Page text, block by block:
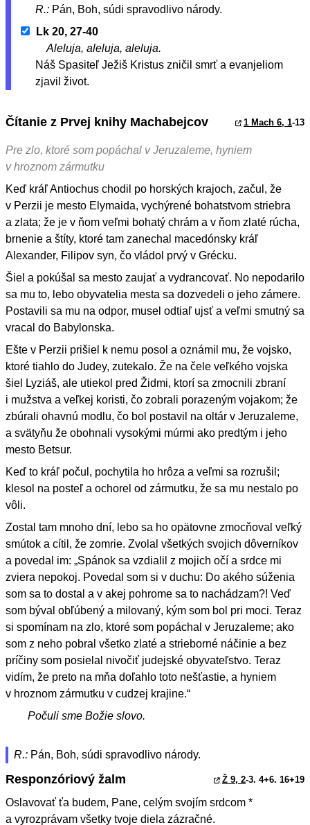
R.: Pán, Boh, súdi spravodlivo národy.
Lk 20, 27-40
Aleluja, aleluja, aleluja.
Náš Spasiteľ Ježiš Kristus zničil smrť a evanjeliom
zjavil život.
Čítanie z Prvej knihy Machabejcov 1 Mach 6, 1-13
Pre zlo, ktoré som popáchal v Jeruzaleme, hyniem
v hroznom zármutku
Keď kráľ Antiochus chodil po horských krajoch, začul, že
v Perzii je mesto Elymaida, vychýrené bohatstvom striebra
a zlata; že je v ňom veľmi bohatý chrám a v ňom zlaté rúcha,
brnenie a štíty, ktoré tam zanechal macedónsky kráľ
Alexander, Filipov syn, čo vládol prvý v Grécku.
Šiel a pokúšal sa mesto zaujať a vydrancovať. No nepodarilo
sa mu to, lebo obyvatelia mesta sa dozvedeli o jeho zámere.
Postavili sa mu na odpor, musel odtiaľ ujsť a veľmi smutný sa
vracal do Babylonska.
Ešte v Perzii prišiel k nemu posol a oznámil mu, že vojsko,
ktoré tiahlo do Judey, zutekalo. Že na čele veľkého vojska
šiel Lyziáš, ale utiekol pred Židmi, ktorí sa zmocnili zbraní
i mužstva a veľkej koristi, čo zobrali porazeným vojakom; že
zbúrali ohavnú modlu, čo bol postavil na oltár v Jeruzaleme,
a svätyňu že obohnali vysokými múrmi ako predtým i jeho
mesto Betsur.
Keď to kráľ počul, pochytila ho hrôza a veľmi sa rozrušil;
klesol na posteľ a ochorel od zármutku, že sa mu nestalo po
vôli.
Zostal tam mnoho dní, lebo sa ho opätovne zmocňoval veľký
smútok a cítil, že zomrie. Zvolal všetkých svojich dôverníkov
a povedal im: „Spánok sa vzdialil z mojich očí a srdce mi
zviera nepokoj. Povedal som si v duchu: Do akého súženia
som sa to dostal a v akej pohrome sa to nachádzam?! Veď
som býval obľúbený a milovaný, kým som bol pri moci. Teraz
si spomínam na zlo, ktoré som popáchal v Jeruzaleme; ako
som z neho pobral všetko zlaté a strieborné náčinie a bez
príčiny som posielal nivočiť judejské obyvateľstvo. Teraz
vidím, že preto na mňa doľahlo toto nešťastie, a hyniem
v hroznom zármutku v cudzej krajine.“
Počuli sme Božie slovo.
R.: Pán, Boh, súdi spravodlivo národy.
Responzóriový žalm Ž 9, 2-3. 4+6. 16+19
Oslavovať ťa budem, Pane, celým svojím srdcom *
a vyrozprávam všetky tvoje diela zázračné.